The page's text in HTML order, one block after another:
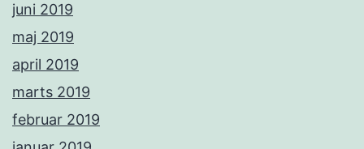
juni 2019
maj 2019
april 2019
marts 2019
februar 2019